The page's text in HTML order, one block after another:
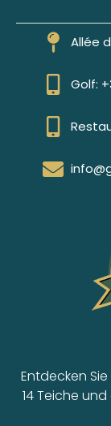
Allée
Golf:
Entdecken
14 Teiche